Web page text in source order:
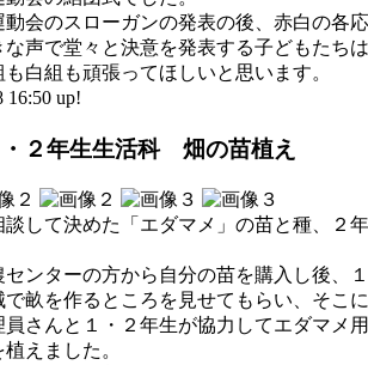
会のスローガンの発表の後、赤白の各
声で堂々と決意を発表する子どもたち
白組も頑張ってほしいと思います。
16:50 up!
２年生生活科 畑の苗植え
談して決めた「エダマメ」の苗と種、
ンターの方から自分の苗を購入し後、
畝を作るところを見せてもらい、そこ
さんと１・２年生が協力してエダマメ
えました。